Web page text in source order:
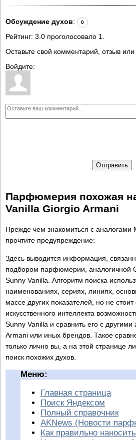
Обсуждение духов: 0
Рейтинг: 3.0 проголосовало 1
Оставьте свой комментарий, отзыв
Войдите:
Отправить
Парфюмерия похожая
Vanilla Giorgio Armani
Прежде чем знакомиться с аналогами
прочтите предупреждение:
Здесь выводится информация,
подбором парфюмерии, аналогичной
Sunny Vanilla. Алгоритм поиска
наименованиях, сериях, линиях,
массе других показателей, но не стоит
искусственного интеллекта
Sunny Vanilla и сравнить его с
Armani или иных брендов. Такое
только лично вы, а на этой странице
поиск похожих духов.
Меню:
Главная страница
Поиск Яндексом
Полный справочник
AKNews (Новости
Как правильно